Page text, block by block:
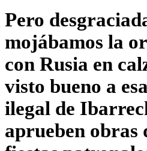
Pero
mojábamos la
con Rusia en
visto bueno a
ilegal de
aprueben obras